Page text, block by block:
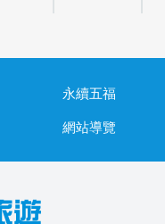
永續五福
網站導覽